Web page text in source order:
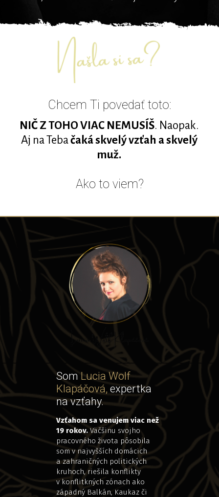
Chcem Ti povedať toto:
NIČ Z TOHO VIAC NEMUSÍŠ. Naopak.
Aj na Tebačaká skvelý vzťah a skvelý
muž.
Ako to viem?
Som Lucia Wolf
Klapáčová, expertka
na vzťahy.
Vzťahom sa venujem viac než
19 rokov.Väčšinu svojho
pracovného života pôsobila
som v najvyšších domácich
a zahraničných politických
kruhoch, riešila konflikty
v konflitkných zónach ako
západný Balkán, Kaukaz či